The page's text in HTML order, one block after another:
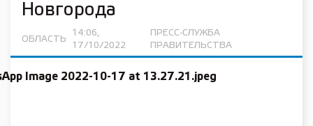
Новгорода
ОБЛАСТЬ
14:06,
17/10/2022
ПРЕСС-СЛУЖБА
ПРАВИТЕЛЬСТВА